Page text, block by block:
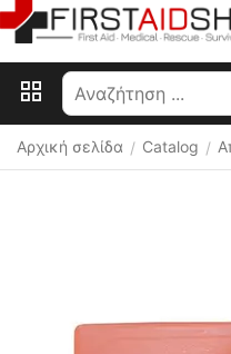
Αρχική σελίδα / Catalog /